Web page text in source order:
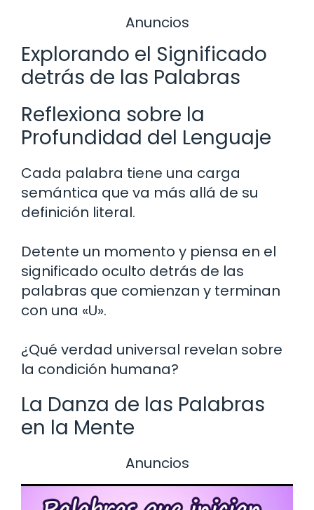
Anuncios
Explorando el Significado
detrás de las Palabras
Reflexiona sobre la
Profundidad del Lenguaje
Cada palabra tiene una carga
semántica que va más allá de su
definición literal.
Detente un momento y piensa en el
significado oculto detrás de las
palabras que comienzan y terminan
con una «U».
¿Qué verdad universal revelan sobre
la condición humana?
La Danza de las Palabras
en la Mente
Anuncios